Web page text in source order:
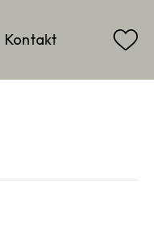
Kontakt